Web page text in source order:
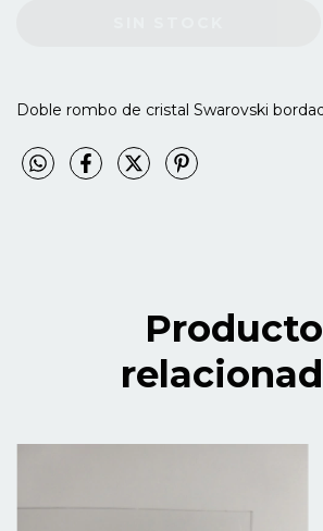
Doble rombo de cristal Swarovski